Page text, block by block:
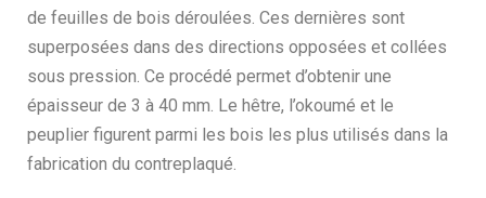
de feuilles de bois déroulées. Ces dernières sont
superposées dans des directions opposées et collées
sous pression. Ce procédé permet d’obtenir une
épaisseur de 3 à 40 mm. Le hêtre, l’okoumé et le
peuplier figurent parmi les bois les plus utilisés dans la
fabrication du contreplaqué.